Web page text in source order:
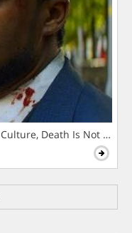
Death Is Not The